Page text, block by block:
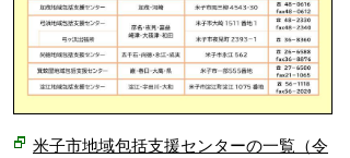
米子市地域包括支援センターの一覧（令